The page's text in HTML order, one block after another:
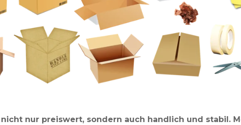
nur preiswert, sondern auch handlich und stabil.